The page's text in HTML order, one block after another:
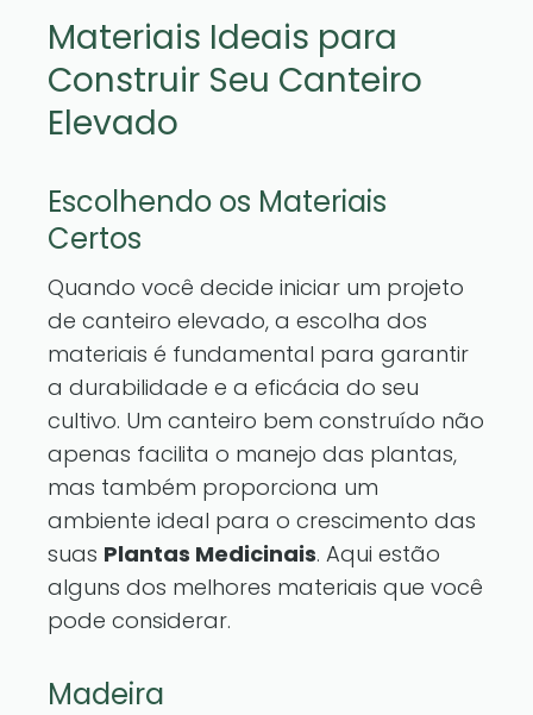
Materiais Ideais para
Construir Seu Canteiro
Elevado
Escolhendo os Materiais
Certos
Quando você decide iniciar um projeto
de canteiro elevado, a escolha dos
materiais é fundamental para garantir
a durabilidade e a eficácia do seu
cultivo. Um canteiro bem construído não
apenas facilita o manejo das plantas,
mas também proporciona um
ambiente ideal para o crescimento das
suas Plantas Medicinais. Aqui estão
alguns dos melhores materiais que você
pode considerar.
Madeira